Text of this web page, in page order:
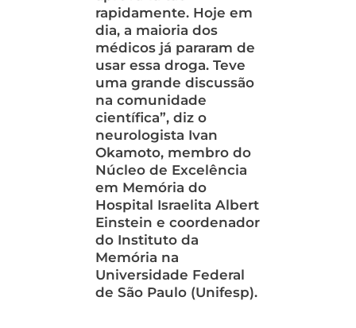
rapidamente. Hoje em
dia, a maioria dos
médicos já pararam de
usar essa droga. Teve
uma grande discussão
na comunidade
científica”, diz o
neurologista Ivan
Okamoto, membro do
Núcleo de Excelência
em Memória do
Hospital Israelita Albert
Einstein e coordenador
do Instituto da
Memória na
Universidade Federal
de São Paulo (Unifesp).